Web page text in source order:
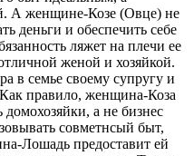
А женщине-Козе (Овце) не
деньги и обеспечить себе
ляжет на плечи ее
женой и хозяйкой.
в семье своему супругу и
Как правило, женщина-Коза
а не бизнес
совметнсый быт,
Лошадь предоставит ей